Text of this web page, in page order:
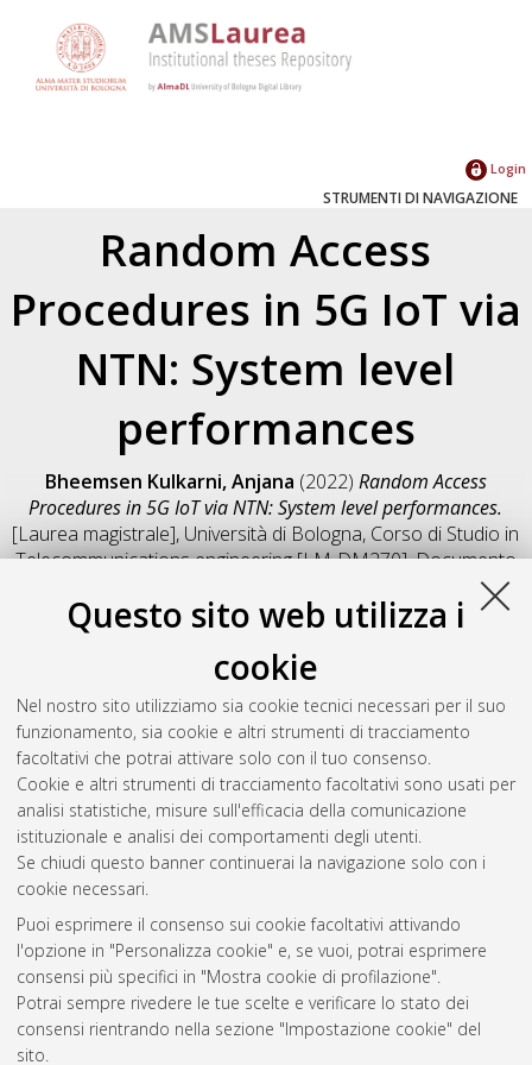
Questo sito web utilizza i
cookie
Nel nostro sito utilizziamo sia cookie tecnici necessari per il suo
funzionamento, sia cookie e altri strumenti di tracciamento
facoltativi che potrai attivare solo con il tuo consenso.
Cookie e altri strumenti di tracciamento facoltativi sono usati per
analisi statistiche, misure sull'efficacia della comunicazione
istituzionale e analisi dei comportamenti degli utenti.
Se chiudi questo banner continuerai la navigazione solo con i
cookie necessari.
Puoi esprimere il consenso sui cookie facoltativi attivando
l'opzione in "Personalizza cookie" e, se vuoi, potrai esprimere
consensi più specifici in "Mostra cookie di profilazione".
Potrai sempre rivedere le tue scelte e verificare lo stato dei
consensi rientrando nella sezione "Impostazione cookie" del
sito.
Login
STRUMENTI DI NAVIGAZIONE
Random Access
Procedures in 5G IoT via
NTN: System level
performances
Bheemsen Kulkarni, Anjana (2022) Random Access
Procedures in 5G IoT via NTN: System level performances.
[Laurea magistrale], Università di Bologna, Corso di Studio in
Telecommunications engineering [LM-DM270], Documento
Salva citazione
Condividi
Il full-text non è disponibile per scelta dell'autore. (
Abstract
Altri metadati
Gestione del documento:
Atom
Rss 1.0
Rss 2.0